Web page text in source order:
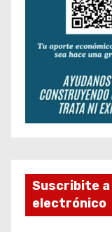
Suscribite
electrónico